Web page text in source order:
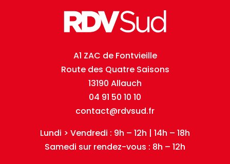
A1 ZAC de Fontvieille
Route des Quatre Saisons
13190 Allauch
04 91 50 10 10
contact@rdvsud.fr
Lundi > Vendredi : 9h – 12h | 14h – 18h
Samedi sur rendez-vous : 8h – 12h